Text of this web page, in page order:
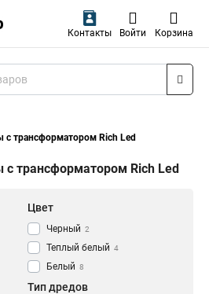
Контакты Войти Корзина
трансформатором Rich Led
трансформатором Rich Led
Цвет
Черный 2
Теплый белый 4
Белый 8
Тип дредов